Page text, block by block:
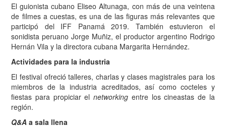
El guionista cubano Eliseo Altunaga, con más de una veintena
de filmes a cuestas, es una de las figuras más relevantes que
participó del IFF Panamá 2019. También estuvieron el
sonidista peruano Jorge Muñiz, el productor argentino Rodrigo
Hernán Vila y la directora cubana Margarita Hernández.
Actividades para la industria
El festival ofreció talleres, charlas y clases magistrales para los
miembros de la industria acreditados, así como cocteles y
fiestas para propiciar elnetworking entre los cineastas de la
región.
Q&Aa sala llena